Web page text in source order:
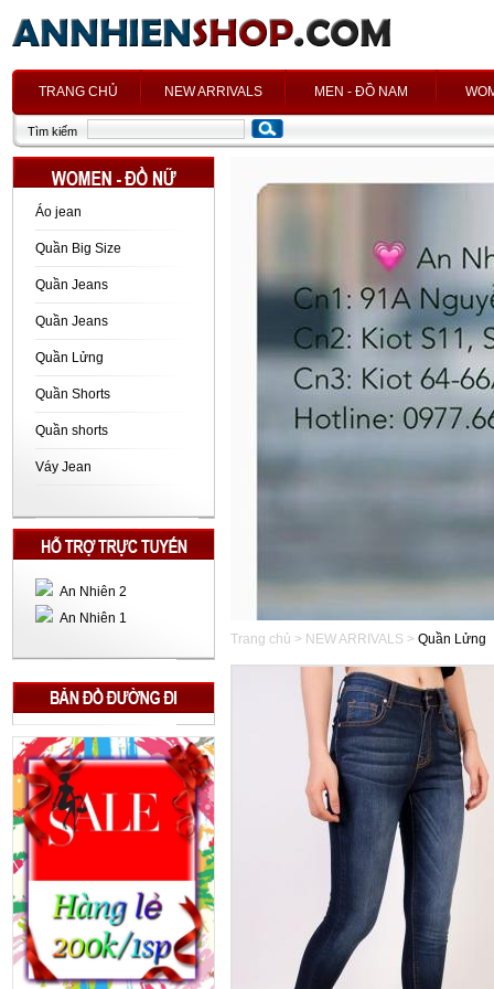
TRANG CHỦ NEW ARRIVALS MEN - ĐỒ NAM
Tìm kiếm
Áo jean
Quần Big Size
Quần Jeans
Quần Jeans
Quần Lửng
Quần Shorts
Quần shorts
Váy Jean
An Nhiên 2
An Nhiên 1
Trang chủ > NEW ARRIVALS > Quần Lửng